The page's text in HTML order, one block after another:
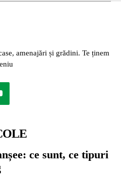
amenajări și grădini. Te ținem
ce sunt, ce tipuri